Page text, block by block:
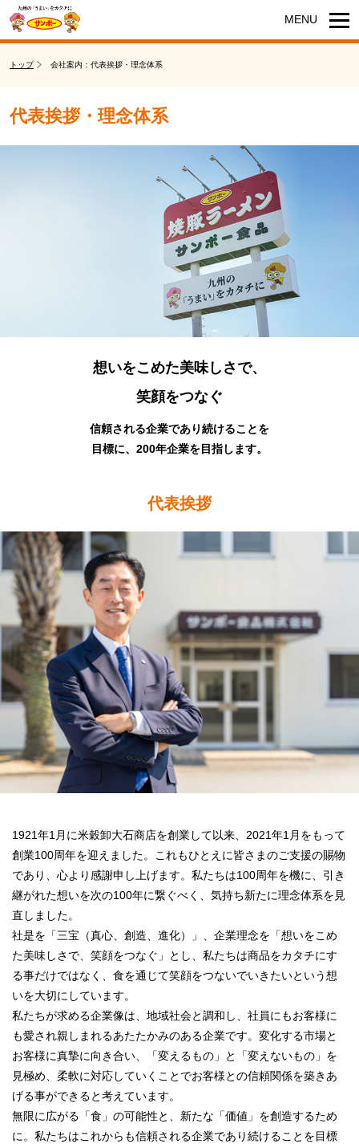
トップ 会社案内：代表挨拶・理念体系
代表挨拶・理念体系
想いをこめた美味しさで、
笑顔をつなぐ
信頼される企業であり続けることを
目標に、200年企業を目指します。
代表挨拶
1921年1月に米穀卸大石商店を創業して以来、2021年1月をもって
創業100周年を迎えました。これもひとえに皆さまのご支援の賜物
であり、心より感謝申し上げます。私たちは100周年を機に、引き
継がれた想いを次の100年に繋ぐべく、気持ち新たに理念体系を見
直しました。
社是を「三宝（真心、創造、進化）」、企業理念を「想いをこめ
た美味しさで、笑顔をつなぐ」とし、私たちは商品をカタチにす
る事だけではなく、食を通じて笑顔をつないでいきたいという想
いを大切にしています。
私たちが求める企業像は、地域社会と調和し、社員にもお客様に
も愛され親しまれるあたたかみのある企業です。変化する市場と
お客様に真摯に向き合い、「変えるもの」と「変えないもの」を
見極め、柔軟に対応していくことでお客様との信頼関係を築きあ
げる事ができると考えています。
無限に広がる「食」の可能性と、新たな「価値」を創造するため
に。私たちはこれからも信頼される企業であり続けることを目標